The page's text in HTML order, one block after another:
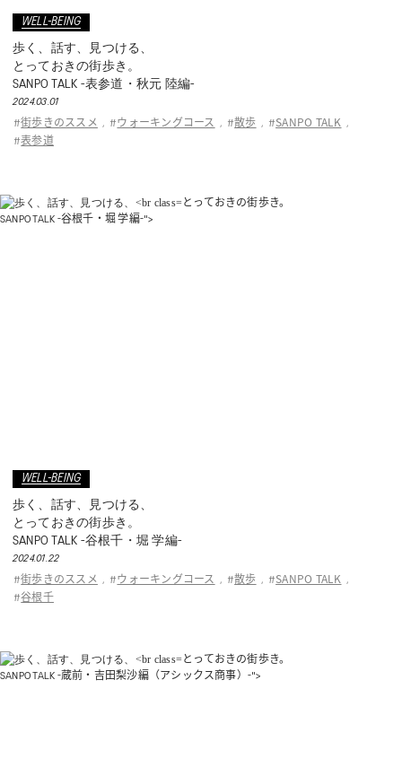
WELL-BEING
歩く、話す、見つける、
とっておきの街歩き。
SANPO TALK -表参道・秋元 陸編-
2024.03.01
#街歩きのススメ , # ウォーキングコース , #散歩 , # SANPO TALK
,
#表参道
とっておきの街歩き。
SANPO TALK -谷根千・堀 学編-">
WELL-BEING
歩く、話す、見つける、
とっておきの街歩き。
SANPO TALK -谷根千・堀 学編-
2024.01.22
#街歩きのススメ , # ウォーキングコース , #散歩 , # SANPO TALK
,
#谷根千
とっておきの街歩き。
SANPO TALK -蔵前・吉田梨沙編（アシックス商事）-">